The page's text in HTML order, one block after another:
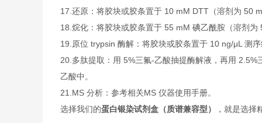
17.还原：将胶块或胶条置于 10 mM DTT（溶剂为 50
18.烷化：将胶块或胶条置于 55 mM 碘乙酰胺（溶剂
19.原位 trypsin 酶解：将胶块或胶条置于 10 ng/μL 测
20.多肽提取：用 5%三氟-乙酸抽提酶解液，再用
乙酸中。
21.MS 分析：参考相关MS 仪器使用手册。
选择我们的蛋白银染试剂盒（质谱兼容型） ，就是选择